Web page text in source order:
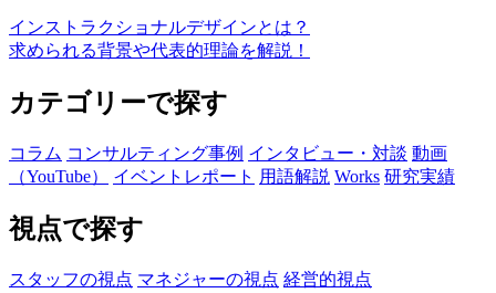
インストラクショナルデザインとは？
求められる背景や代表的理論を解説！
カテゴリーで探す
コラム コンサルティング事例 インタビュー・対談 動画
（YouTube）
イベントレポート 用語解説 Works 研究実績
視点で探す
スタッフの視点 マネジャーの視点 経営的視点